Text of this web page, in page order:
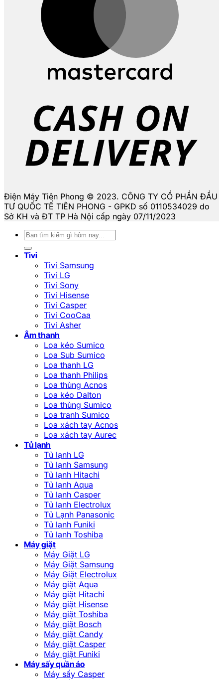
Điện Máy Tiên Phong © 2023. CÔNG TY CỔ PHẦN ĐẦU
TƯ QUỐC TẾ TIÊN PHONG - GPKD số 0110534029 do
Sở KH và ĐT TP Hà Nội cấp ngày 07/11/2023
Tìm
kiếm:
Tivi
Tivi Samsung
Tivi LG
Tivi Sony
Tivi Hisense
Tivi Casper
Tivi CooCaa
Tivi Asher
Âm thanh
Loa kéo Sumico
Loa Sub Sumico
Loa thanh LG
Loa thanh Philips
Loa thùng Acnos
Loa kéo Dalton
Loa thùng Sumico
Loa tranh Sumico
Loa xách tay Acnos
Loa xách tay Aurec
Tủ lạnh
Tủ lạnh LG
Tủ lạnh Samsung
Tủ lạnh Hitachi
Tủ lạnh Aqua
Tủ lạnh Casper
Tủ lạnh Electrolux
Tủ Lạnh Panasonic
Tủ lạnh Funiki
Tủ lạnh Toshiba
Máy giặt
Máy Giặt LG
Máy Giặt Samsung
Máy Giặt Electrolux
Máy giặt Aqua
Máy giặt Hitachi
Máy giặt Hisense
Máy giặt Toshiba
Máy giặt Bosch
Máy giặt Candy
Máy giặt Casper
Máy giặt Funiki
Máy sấy quần áo
Máy sấy Casper